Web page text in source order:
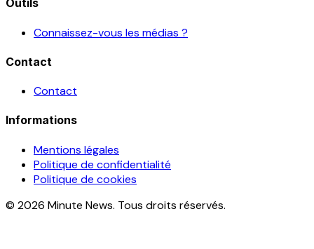
Outils
Connaissez-vous les médias ?
Contact
Contact
Informations
Mentions légales
Politique de confidentialité
Politique de cookies
© 2026 Minute News. Tous droits réservés.